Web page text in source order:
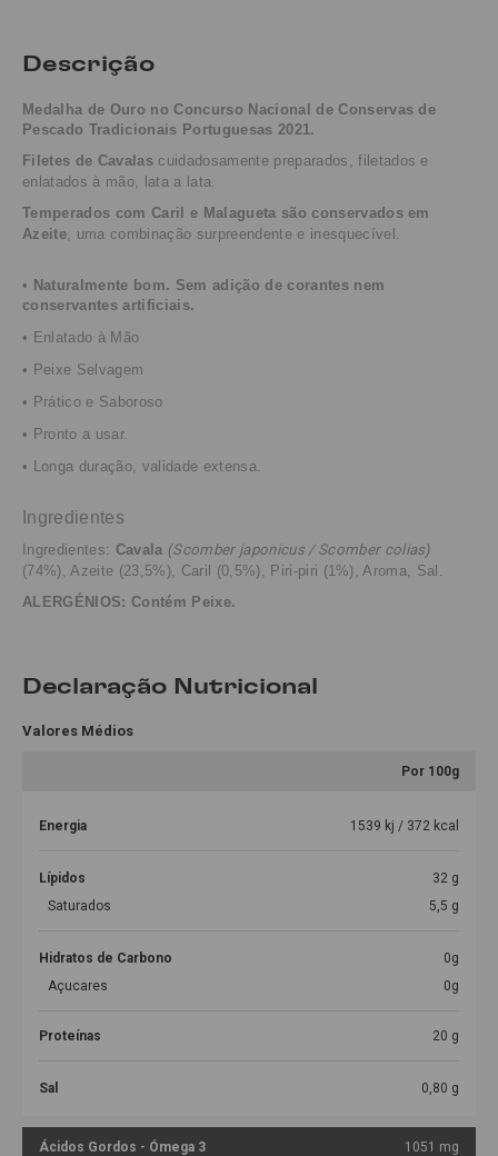
Descrição
Medalha de Ouro no Concurso Nacional de Conservas de
Pescado Tradicionais Portuguesas 2021.
Filetes de Cavalascuidadosamente preparados, filetados e
enlatados à mão, lata a lata.
Temperados com Caril e Malagueta são conservados em
Azeite, uma combinação surpreendente e inesquecível.
• Naturalmente bom. Sem adição de corantes nem
conservantesartificiais.
• Enlatado à Mão
• Peixe Selvagem
• Prático e Saboroso
• Pronto a usar.
• Longa duração, validade extensa.
Ingredientes
Ingredientes: Cavala (Scomber japonicus / Scomber colias)
(74%), Azeite (23,5%), Caril (0,5%), Piri-piri (1%), Aroma, Sal.
ALERGÉNIOS: Contém Peixe.
Declaração Nutricional
Valores Médios
Por 100g
Energia 1539 kj / 372 kcal
Lípidos
32 g
Saturados
5,5 g
Hidratos de Carbono
0g
Açucares
0g
Proteínas 20 g
Sal 0,80 g
Ácidos Gordos - Ómega 3 1051 mg